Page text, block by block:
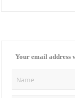
Your email address